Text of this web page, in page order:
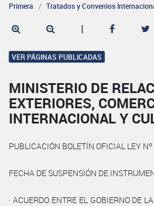
Primera Tratados y Convenios
|
VER PÁGINAS PUBLICADAS
MINISTERIO DE
EXTERIORES,
INTERNACIONAL Y
PUBLICACIÓN BOLETÍN OFICIAL LEY
FECHA DE SUSPENSIÓN DE
· ACUERDO ENTRE EL GOBIERNO DE